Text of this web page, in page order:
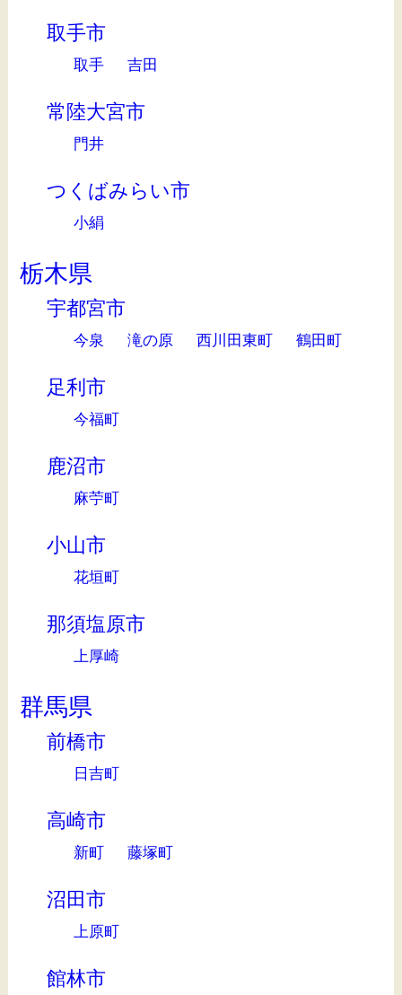
取手市
取手 吉田
常陸大宮市
門井
つくばみらい市
小絹
栃木県
宇都宮市
今泉 滝の原 西川田東町 鶴田町
足利市
今福町
鹿沼市
麻苧町
小山市
花垣町
那須塩原市
上厚崎
群馬県
前橋市
日吉町
高崎市
新町 藤塚町
沼田市
上原町
館林市